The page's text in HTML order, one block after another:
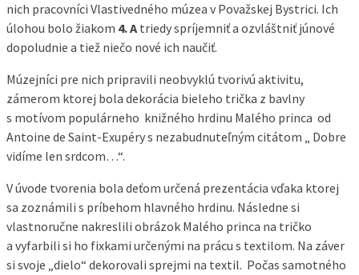
nich pracovníci Vlastivedného múzea v Považskej Bystrici. Ich
úlohou bolo žiakom 4. A triedy spríjemniť a ozvláštniť júnové
dopoludnie a tiež niečo nové ich naučiť.
Múzejníci pre nich pripravili neobvyklú tvorivú aktivitu,
zámerom ktorej bola dekorácia bieleho trička z bavlny
s motívom populárneho knižného hrdinu Malého princa od
Antoine de Saint-Exupéry s nezabudnuteľným citátom „ Dobre
vidíme len srdcom…“.
V úvode tvorenia bola deťom určená prezentácia vďaka ktorej
sa zoznámili s príbehom hlavného hrdinu. Následne si
vlastnoručne nakreslili obrázok Malého princa na tričko
a vyfarbili si ho fixkami určenými na prácu s textilom. Na záver
si svoje „dielo“ dekorovali sprejmi na textil. Počas samotného